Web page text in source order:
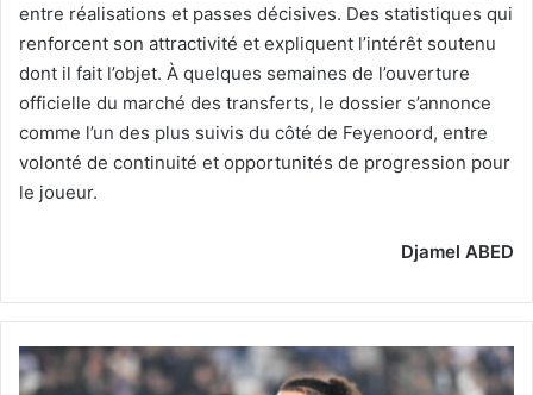
entre réalisations et passes décisives. Des statistiques qui
renforcent son attractivité et expliquent l’intérêt soutenu
dont il fait l’objet. À quelques semaines de l’ouverture
officielle du marché des transferts, le dossier s’annonce
comme l’un des plus suivis du côté de Feyenoord, entre
volonté de continuité et opportunités de progression pour
le joueur.
Djamel ABED
Ilan
Kebbalsacré